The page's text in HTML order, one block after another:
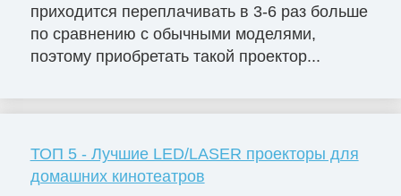
приходится переплачивать в 3-6 раз больше
по сравнению с обычными моделями,
поэтому приобретать такой проектор...
ТОП 5 - Лучшие LED/LASER проекторы для
домашних кинотеатров